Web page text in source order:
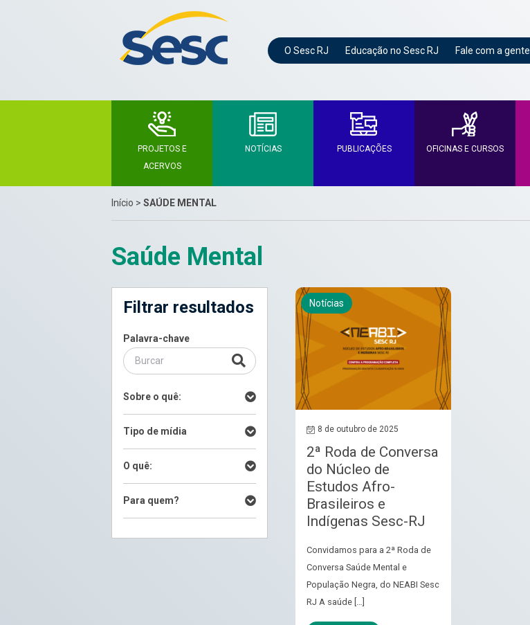
O Sesc RJ Educação no Sesc RJ Fale com a gente
PROJETOS E
ACERVOS
NOTÍCIAS PUBLICAÇÕES OFICINAS E CURSOS
Início >SAÚDE MENTAL
Saúde Mental
Filtrar resultados
Palavra-chave
Sobre o quê:
Tipo de mídia
O quê:
Para quem?
Notícias
8 de outubro de 2025
2ª Roda de Conversa
do Núcleo de
Estudos Afro-
Brasileiros e
Indígenas Sesc-RJ
Convidamos para a 2ª Roda de
Conversa Saúde Mental e
População Negra, do NEABI Sesc
RJ A saúde […]